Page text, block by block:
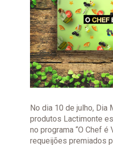
No dia 10 de julho, Dia
produtos Lactimonte
no programa “O Chef é
requeijões premiados